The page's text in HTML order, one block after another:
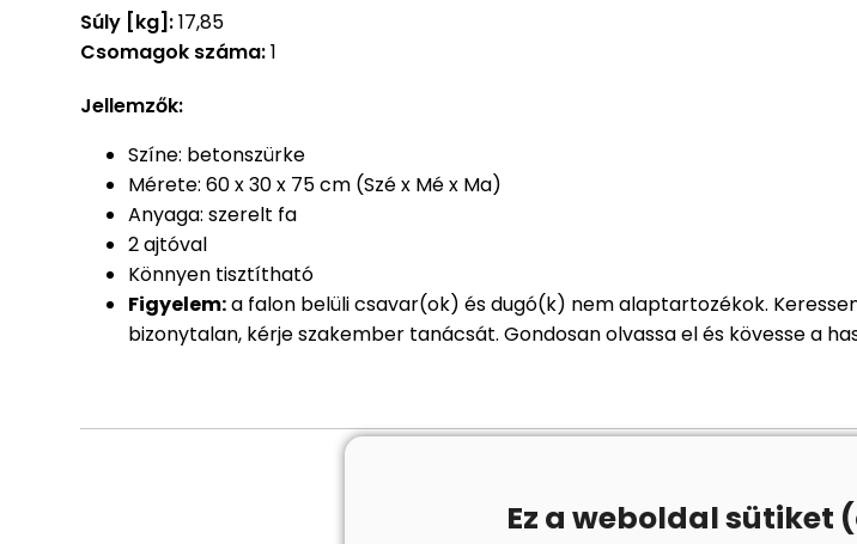
Súly [kg]:17,85
Csomagok száma:1
Jellemzők:
Színe: betonszürke
Mérete: 60 x 30 x 75 cm (Szé x Mé x Ma)
Anyaga: szerelt fa
2 ajtóval
Könnyen tisztítható
Figyelem:a falon belüli csavar(ok) és dugó(k) nem alaptartozékok.
bizonytalan, kérje szakember tanácsát. Gondosan olvassa el és kövesse a
Ez a weboldal sütiket